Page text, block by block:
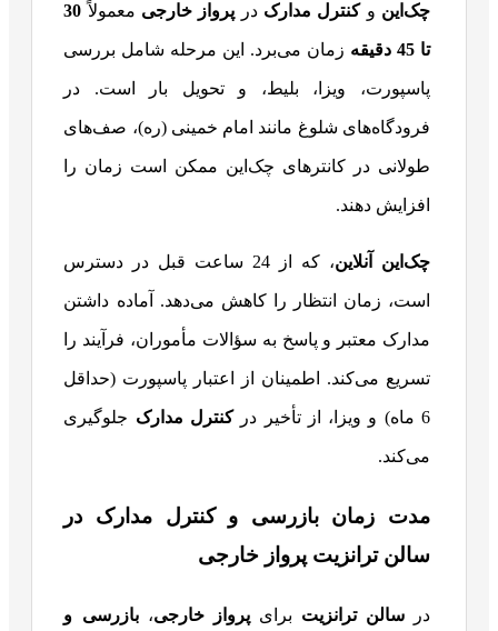
چک‌این وکنترل مدارک در پرواز خارجی معمولاً 30
تا 45 دقیقه زمان می‌برد. این مرحله شامل بررسی
پاسپورت، ویزا، بلیط، و تحویل بار است. در
فرودگاه‌های شلوغ مانند امام خمینی (ره)، صف‌های
طولانی در کانترهای چک‌این ممکن است زمان را
افزایش دهند.
چک‌این آنلاین ، که از 24 ساعت قبل در دسترس
است، زمان انتظار را کاهش می‌دهد. آماده داشتن
مدارک معتبر و پاسخ به سؤالات مأموران، فرآیند را
تسریع می‌کند. اطمینان از اعتبار پاسپورت (حداقل
6 ماه) و ویزا، از تأخیر در کنترل مدارک جلوگیری
می‌کند.
مدت زمان بازرسی و کنترل مدارک در
سالن ترانزیت پرواز خارجی
درسالن ترانزیت برایپرواز خارجی،بازرسی و